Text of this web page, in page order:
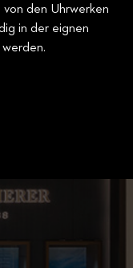
den Uhrwerken
in der eignen